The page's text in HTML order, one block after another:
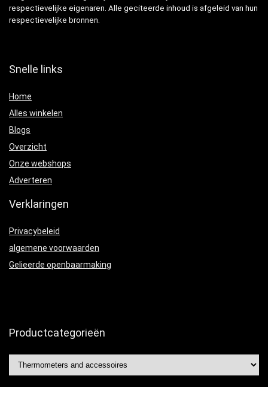
respectievelijke eigenaren. Alle geciteerde inhoud is afgeleid van hun
respectievelijke bronnen.
Snelle links
Home
Alles winkelen
Blogs
Overzicht
Onze webshops
Adverteren
Verklaringen
Privacybeleid
algemene voorwaarden
Gelieerde openbaarmaking
Productcategorieën